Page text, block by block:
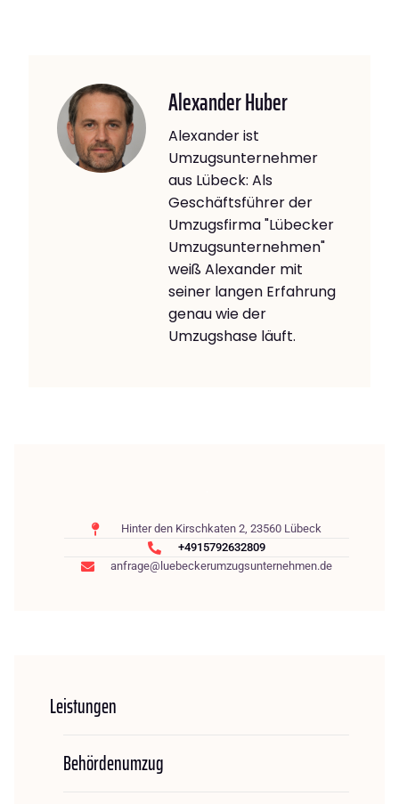
Alexander Huber
Alexander ist
Umzugsunternehmer
aus Lübeck: Als
Geschäftsführer der
Umzugsfirma "Lübecker
Umzugsunternehmen"
weiß Alexander mit
seiner langen Erfahrung
genau wie der
Umzugshase läuft.
Hinter den Kirschkaten 2, 23560 Lübeck
+4915792632809
anfrage@luebeckerumzugsunternehmen.de
Leistungen
Behördenumzug